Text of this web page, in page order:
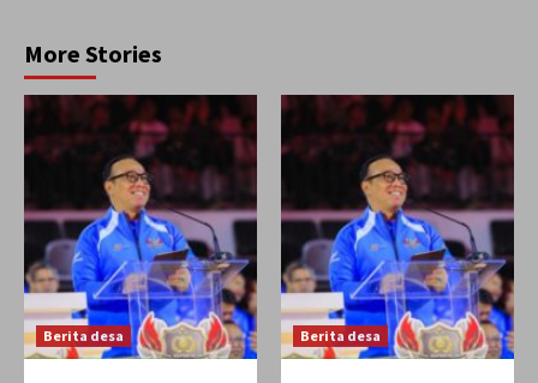
More Stories
Berita desa Berita desa